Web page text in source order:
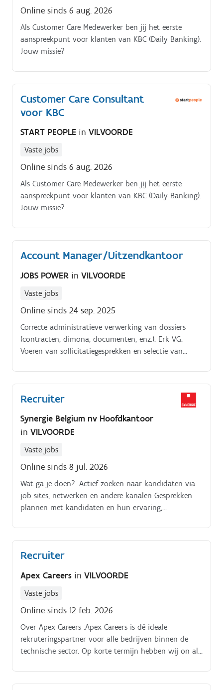
Online sinds 6 aug. 2026
Als Customer Care Medewerker ben jij het eerste
aanspreekpunt voor klanten van KBC (Daily Banking).
Jouw missie?
Customer Care Consultant
voor KBC
START PEOPLE in VILVOORDE
Vaste jobs
Online sinds 6 aug. 2026
Als Customer Care Medewerker ben jij het eerste
aanspreekpunt voor klanten van KBC (Daily Banking).
Jouw missie?
Account Manager/Uitzendkantoor
JOBS POWER in VILVOORDE
Vaste jobs
Online sinds 24 sep. 2025
Correcte administratieve verwerking van dossiers
(contracten, dimona, documenten, enz.). Erk VG.
Voeren van sollicitatiegesprekken en selectie van
prestaties, afwezigheden, enz.).
Recruiter
Synergie Belgium nv Hoofdkantoor
in VILVOORDE
Vaste jobs
Online sinds 8 jul. 2026
Wat ga je doen?. Actief zoeken naar kandidaten via
job sites, netwerken en andere kanalen Gesprekken
plannen met kandidaten en hun ervaring,
zoektocht naar een nieuwe job Relaties opbouwen
met klanten: hun noden begrijpen en advies geven
opvolging: klant en kandidatenfiches up to date
houden, contracten en werkpostfiches in orde
klanten ontdekken, overtuigen en deals sluiten
Recruiter
Apex Careers in VILVOORDE
Vaste jobs
Online sinds 12 feb. 2026
Over Apex Careers :Apex Careers is dé ideale
rekruteringspartner voor alle bedrijven binnen de
technische sector. Op korte termijn hebben wij on als